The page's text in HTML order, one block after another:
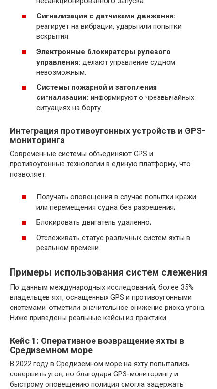
Сигнализация с датчиками движения:
реагирует на вибрации, удары или попытки
вскрытия.
Электронные блокираторы рулевого
управления: делают управление судном
невозможным.
Системы пожарной и затопления
сигнализации: информируют о чрезвычайных
ситуациях на борту.
Интеграция противоугонных устройств и GPS-
мониторинга
Современные системы объединяют GPS и
противоугонные технологии в единую платформу, что
позволяет:
Получать оповещения в случае попытки кражи
или перемещения судна без разрешения;
Блокировать двигатель удаленно;
Отслеживать статус различных систем яхты в
реальном времени.
Примеры использования систем слежения
По данным международных исследований, более 35%
владельцев яхт, оснащенных GPS и противоугонными
системами, отметили значительное снижение риска угона.
Ниже приведены реальные кейсы из практики.
Кейс 1: Оперативное возвращение яхты в
Средиземном море
В 2022 году в Средиземном море на яхту попытались
совершить угон, но благодаря GPS-мониторингу и
быстрому оповещению полиция смогла задержать